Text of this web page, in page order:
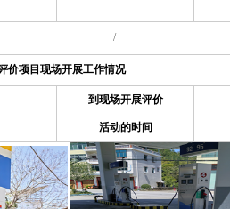
/
价项目现场开展工作情况
到现场开展评价
活动的时间